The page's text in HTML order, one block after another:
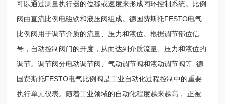
可以通过测量执行器的位移或速度来形成闭环控制系统。比例
阀由直流比例电磁铁和液压阀组成。德国费斯托FESTO电气
比例阀用于调节介质的流量、压力和液位。根据调节部位信
号，自动控制阀门的开度，从而达到介质流量、压力和液位的
调节。调节阀分电动调节阀、气动调节阀和液动调节阀等 德
国费斯托FESTO电气比例阀是工业自动化过程控制中的重要
执行单元仪表。随着工业领域的自动化程度越来越高， 正被